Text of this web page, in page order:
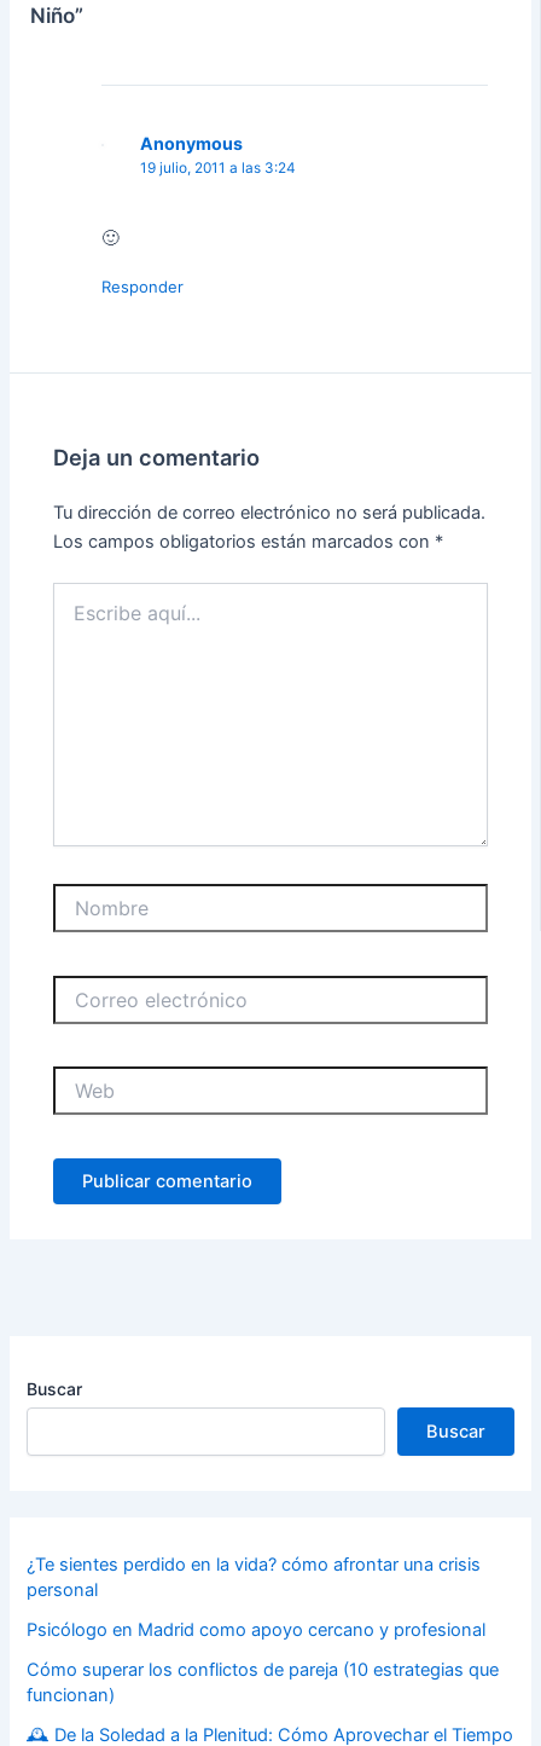
Niño”
Anonymous
19 julio, 2011 a las 3:24
🙂
Responder
Deja un comentario
Tu dirección de correo electrónico no será publicada.
Los campos obligatorios están marcados con *
aquí...
electrónico
Buscar
Buscar
¿Te sientes perdido en la vida? cómo afrontar una crisis
personal
Psicólogo en Madrid como apoyo cercano y profesional
Cómo superar los conflictos de pareja (10 estrategias que
funcionan)
🕰️ De la Soledad a la Plenitud: Cómo Aprovechar el Tiempo